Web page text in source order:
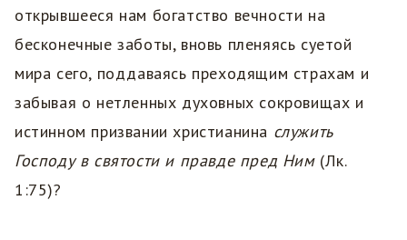
открывшееся нам богатство вечности на
бесконечные заботы, вновь пленяясь суетой
мира сего, поддаваясь преходящим страхам и
забывая о нетленных духовных сокровищах и
истинном призвании христианина служить
Господу в святости и правде пред Ним(Лк.
1:75)?